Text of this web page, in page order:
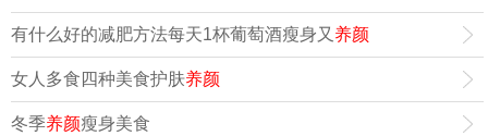
有什么好的减肥方法每天1杯葡萄酒瘦身又 养颜
女人多食四种美食护肤养颜
冬季养颜瘦身美食